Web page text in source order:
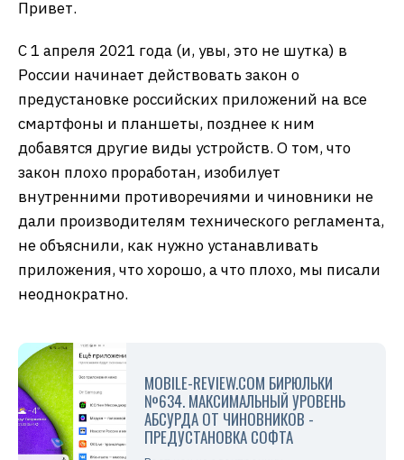
Привет.
С 1 апреля 2021 года (и, увы, это не шутка) в
России начинает действовать закон о
предустановке российских приложений на все
смартфоны и планшеты, позднее к ним
добавятся другие виды устройств. О том, что
закон плохо проработан, изобилует
внутренними противоречиями и чиновники не
дали производителям технического регламента,
не объяснили, как нужно устанавливать
приложения, что хорошо, а что плохо, мы писали
неоднократно.
MOBILE-REVIEW.COM БИРЮЛЬКИ
№634. МАКСИМАЛЬНЫЙ УРОВЕНЬ
АБСУРДА ОТ ЧИНОВНИКОВ -
ПРЕДУСТАНОВКА СОФТА